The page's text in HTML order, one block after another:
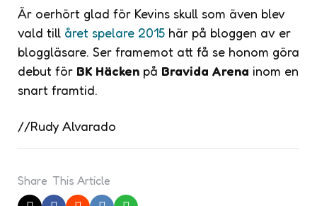
Är oerhört glad för Kevins skull som även blev
vald till året spelare 2015 här på bloggen av er
bloggläsare. Ser framemot att få se honom göra
debut för BK Häcken på Bravida Arena inom en
snart framtid.
//Rudy Alvarado
Share This Article